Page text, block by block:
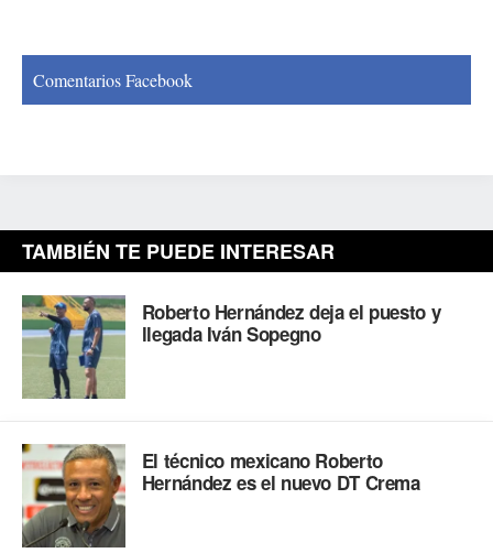
Comentarios Facebook
TAMBIÉN TE PUEDE INTERESAR
Roberto Hernández deja el puesto y
llegada Iván Sopegno
El técnico mexicano Roberto
Hernández es el nuevo DT Crema